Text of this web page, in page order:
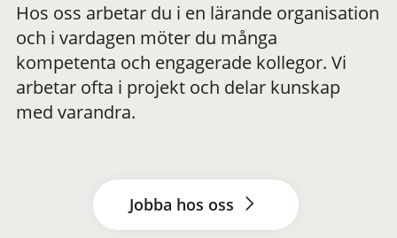
Hos oss arbetar du i en lärande organisation
och i vardagen möter du många
kompetenta och engagerade kollegor. Vi
arbetar ofta i projekt och delar kunskap
med varandra.
Jobba hos oss